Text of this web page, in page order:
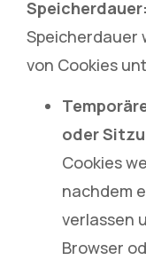
Speicherdauer:
Speicherdauer
von Cookies
oder
Cookies
nachdem
verlassen
Browser